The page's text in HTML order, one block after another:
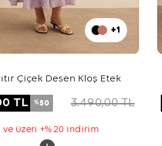
+1
Çiçek Desen Kloş Etek
TL %50 3.490,00TL
ve üzeri +% 20 indirim